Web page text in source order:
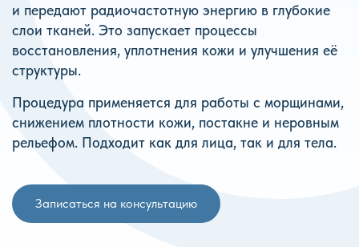
и передают радиочастотную энергию в глубокие
слои тканей. Это запускает процессы
восстановления, уплотнения кожи и улучшения её
структуры.
Процедура применяется для работы с морщинами,
снижением плотности кожи, постакне и неровным
рельефом. Подходит как для лица, так и для тела.
Записаться на консультацию